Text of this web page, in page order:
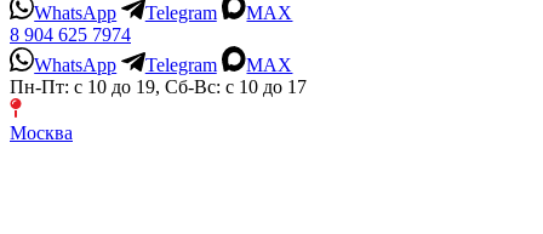
WhatsApp
Telegram
MAX
8 904 625 7974
WhatsApp
Telegram
MAX
Пн-Пт: с 10 до 19, Сб-Вс: с 10 до 17
Москва